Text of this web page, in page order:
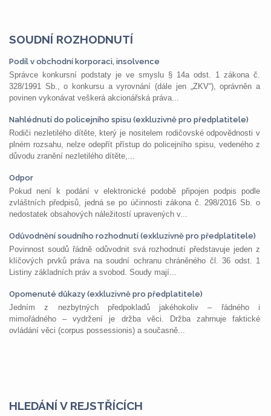
SOUDNÍ ROZHODNUTÍ
Podíl v obchodní korporaci, insolvence
Správce konkursní podstaty je ve smyslu § 14a odst. 1 zákona č.
328/1991 Sb., o konkursu a vyrovnání (dále jen „ZKV“), oprávněn a
povinen vykonávat veškerá akcionářská práva...
Nahlédnutí do policejního spisu (exkluzivně pro předplatitele)
Rodiči nezletilého dítěte, který je nositelem rodičovské odpovědnosti v
plném rozsahu, nelze odepřít přístup do policejního spisu, vedeného z
důvodu zranění nezletilého dítěte,...
Odpor
Pokud není k podání v elektronické podobě připojen podpis podle
zvláštních předpisů, jedná se po účinnosti zákona č. 298/2016 Sb. o
nedostatek obsahových náležitostí upravených v...
Odůvodnění soudního rozhodnutí (exkluzivně pro předplatitele)
Povinnost soudů řádně odůvodnit svá rozhodnutí představuje jeden z
klíčových prvků práva na soudní ochranu chráněného čl. 36 odst. 1
Listiny základních práv a svobod. Soudy mají...
Opomenuté důkazy (exkluzivně pro předplatitele)
Jedním z nezbytných předpokladů jakéhokoliv – řádného i
mimořádného – vydržení je držba věci. Držba zahrnuje faktické
ovládání věci (corpus possessionis) a současně...
HLEDÁNÍ V REJSTŘÍCÍCH